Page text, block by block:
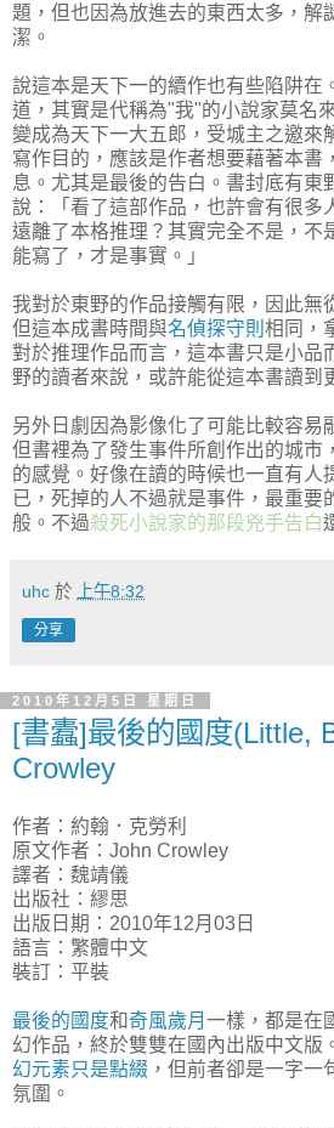
題，但也因為放進去的東西太多，解
潔。
說這本是天下一的續作也有些陷阱在
道，其實是代稱為"我"的小說家莫名
變成為天下一大五郎，受城主之邀來
寫作目的，應該是作者想要藉著本書
息。尤其是最後的告白。書封底有東
說：「看了這部作品，也許會有很多
遠離了本格推理？其實完全不是，不
能寫了，才是事實。」
我對於東野的作品接觸有限，因此無
但這本成書時間與名偵探守則 相同，
對於推理作品而言，這本書只是小品
野的讀者來說，或許能從這本書讀到
另外日劇因為影像化了可能比較容易
但書裡為了發生事件所創作出的城市
的感覺。好像在讀的時候也一直有人
已，死掉的人不過就是事件，最重要
般。不過殺死小說家的那段兇手告白
uhc 於 上午8:32
分享
2010年12月5日 星期日
[書蠹]最後的國度(Little,
Crowley
作者：約翰．克勞利
原文作者：John Crowley
譯者：魏靖儀
出版社：繆思
出版日期：2010年12月03日
語言：繁體中文
裝訂：平裝
最後的國度和奇風歲月 一樣，都是在
幻作品，終於雙雙在國內出版中文版
幻元素只是點綴 ，但前者卻是一字一
氛圍。